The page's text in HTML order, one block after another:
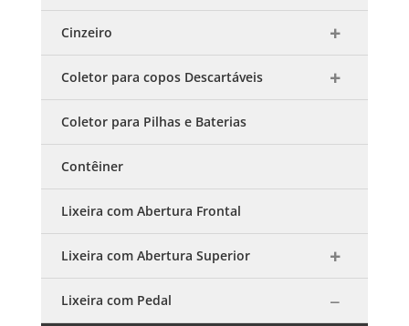
Cinzeiro
Coletor para copos Descartáveis
Coletor para Pilhas e Baterias
Contêiner
Lixeira com Abertura Frontal
Lixeira com Abertura Superior
Lixeira com Pedal